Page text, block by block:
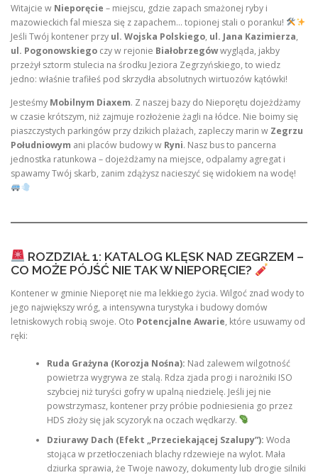
Witajcie w Nieporęcie – miejscu, gdzie zapach smażonej ryby i
mazowieckich fal miesza się z zapachem… topionej stali o poranku!
Jeśli Twój kontener przy ul. Wojska Polskiego, ul. Jana Kazimierza,
ul. Pogonowskiego czy w rejonie Białobrzegówwygląda, jakby
przeżył sztorm stulecia na środku Jeziora Zegrzyńskiego, to wiedz
jedno: właśnie trafiłeś pod skrzydła absolutnych wirtuozów kątówki!
Jesteśmy Mobilnym Diaxem. Z naszej bazy do Nieporętu dojeżdżamy
w czasie krótszym, niż zajmuje rozłożenie żagli na łódce. Nie boimy się
piaszczystych parkingów przy dzikich plażach, zapleczy marin w Zegrzu
Południowym ani placów budowy w Ryni. Nasz bus to pancerna
jednostka ratunkowa – dojeżdżamy na miejsce, odpalamy agregat i
spawamy Twój skarb, zanim zdążysz nacieszyć się widokiem na wodę!
ROZDZIAŁ 1: KATALOG KLĘSK NAD ZEGRZEM –
CO MOŻE PÓJŚĆ NIE TAK W NIEPORĘCIE?
Kontener w gminie Nieporęt nie ma lekkiego życia. Wilgoć znad wody to
jego największy wróg, a intensywna turystyka i budowy domów
letniskowych robią swoje. Oto Potencjalne Awarie, które usuwamy od
ręki:
Ruda Grażyna (Korozja Nośna): Nad zalewem wilgotność
powietrza wygrywa ze stalą. Rdza zjada progi i narożniki ISO
szybciej niż turyści gofry w upalną niedzielę. Jeśli jej nie
powstrzymasz, kontener przy próbie podniesienia go przez
HDS złoży się jak scyzoryk na oczach wędkarzy.
Dziurawy Dach (Efekt „Przeciekającej Szalupy”): Woda
stojąca w przetłoczeniach blachy rdzewieje na wylot. Mała
dziurka sprawia, że Twoje nawozy, dokumenty lub drogie silniki